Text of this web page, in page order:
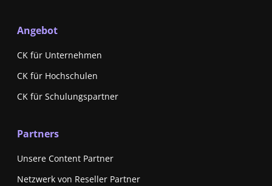
Angebot
CK für Unternehmen
CK für Hochschulen
CK für Schulungspartner
Partners
Unsere Content Partner
Netzwerk von Reseller Partner